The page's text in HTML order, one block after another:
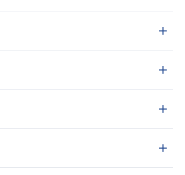
＋
＋
＋
＋